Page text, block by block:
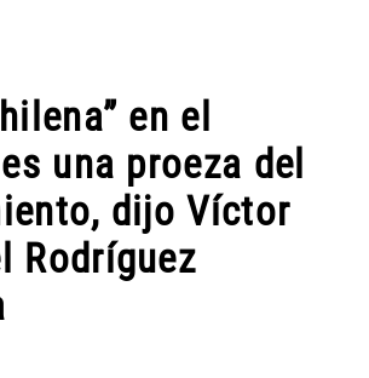
en el
una proeza del
dijo Víctor
Rodríguez